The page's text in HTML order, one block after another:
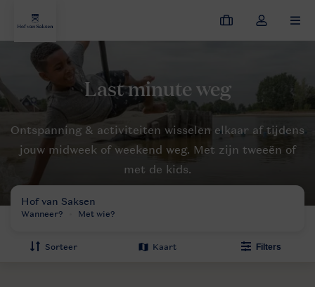
Mijn
boekingen
Open
de
account
Hof van Saksen Aanbiedingen Reserveren
Ontspanning & activiteiten wisselen elkaar af tijdens
jouw midweek of weekend weg. Met zijn tweeën of
met de kids.